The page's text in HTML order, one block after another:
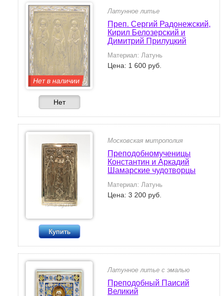
Нет в наличии
Нет
Латунное литье
Преп. Сергий Радонежский,
Кирил Белозерский и
Димитрий Прилуцкий
Материал: Латунь
Цена: 1 600 руб.
Купить
Московская митрополия
Преподобномученицы
Константин и Аркадий
Шамарские чудотворцы
Материал: Латунь
Цена: 3 200 руб.
Латунное литье с эмалью
Преподобный Паисий
Великий